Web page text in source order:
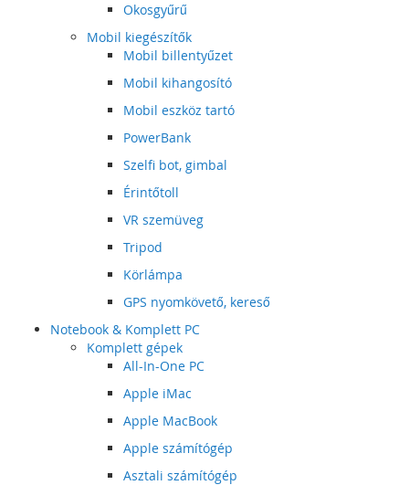
Okosgyűrű
Mobil kiegészítők
Mobil billentyűzet
Mobil kihangosító
Mobil eszköz tartó
PowerBank
Szelfi bot, gimbal
Érintőtoll
VR szemüveg
Tripod
Körlámpa
GPS nyomkövető, kereső
Notebook & Komplett PC
Komplett gépek
All-In-One PC
Apple iMac
Apple MacBook
Apple számítógép
Asztali számítógép